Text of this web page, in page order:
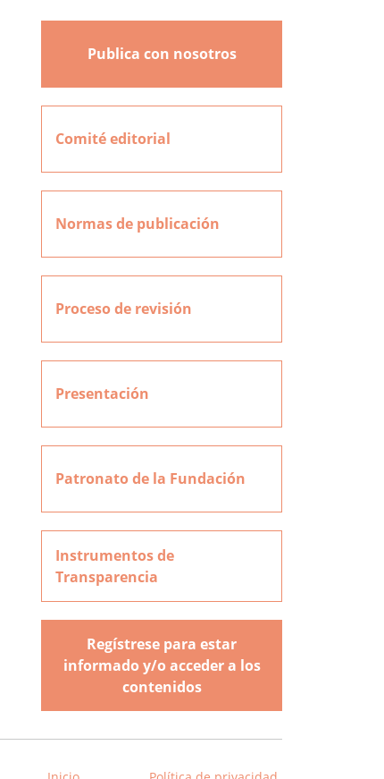
Publica con nosotros
Comité editorial
Normas de publicación
Proceso de revisión
Presentación
Patronato de la Fundación
Instrumentos de
Transparencia
Regístrese para estar
informado y/o acceder a los
contenidos